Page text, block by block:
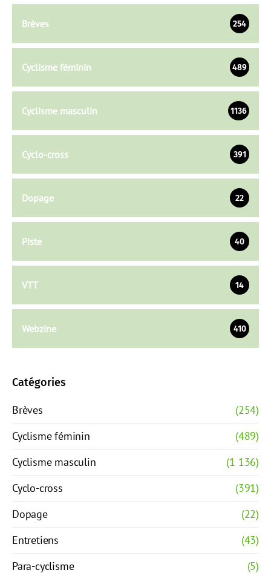
Brèves 254
Cyclisme féminin 489
Cyclisme masculin 1136
Cyclo-cross 391
Dopage 22
Piste 40
VTT 14
Webzine 410
Catégories
Brèves
(254)
Cyclisme féminin
(489)
Cyclisme masculin
(1 136)
Cyclo-cross
(391)
Dopage
(22)
Entretiens
(43)
Para-cyclisme
(5)